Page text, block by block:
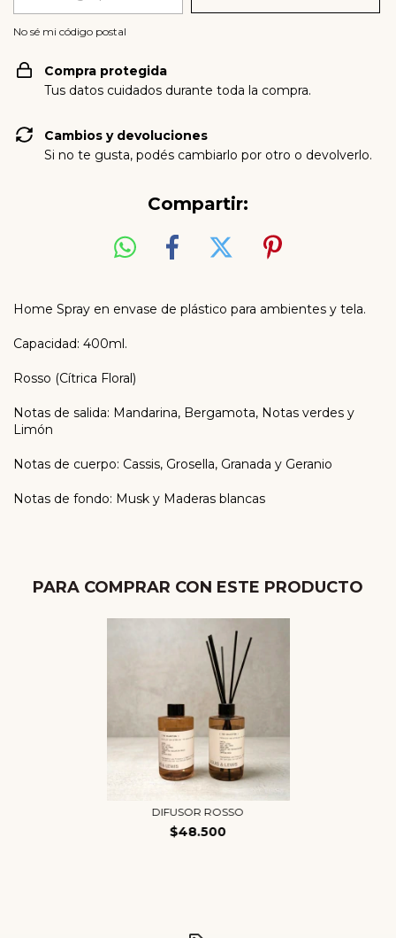
No sé mi código postal
Compra protegida
Tus datos cuidados durante toda la compra.
Cambios y devoluciones
Si no te gusta, podés cambiarlo por otro o devolverlo.
Compartir:
Home Spray en envase de plástico para ambientes y tela.
Capacidad: 400ml.
Rosso (Cítrica Floral)
Notas de salida: Mandarina, Bergamota, Notas verdes y
Limón
Notas de cuerpo: Cassis, Grosella, Granada y Geranio
Notas de fondo: Musk y Maderas blancas
PARA COMPRAR CON ESTE PRODUCTO
DIFUSOR ROSSO
$48.500